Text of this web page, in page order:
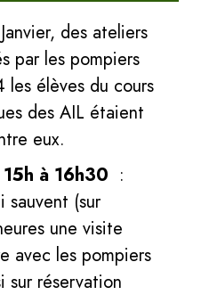
des ateliers
par les pompiers
les élèves du cours
des AIL étaient
eux.
à 16h30 :
sauvent (sur
une visite
avec les pompiers
sur réservation